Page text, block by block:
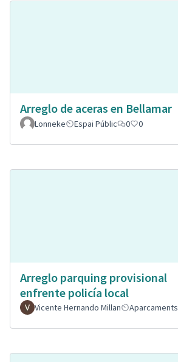
Arreglo de aceras en Bellamar
Lonneke
Espai Públic 0 0
Arreglo parquing provisional
enfrente policía local
Vicente Hernando Millan Aparcaments